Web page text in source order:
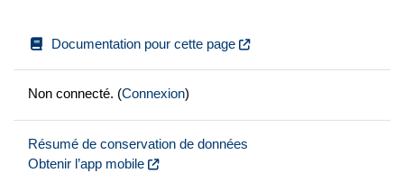
Documentation pour cette page
Non connecté. (Connexion)
Résumé de conservation de données
Obtenir l’app mobile